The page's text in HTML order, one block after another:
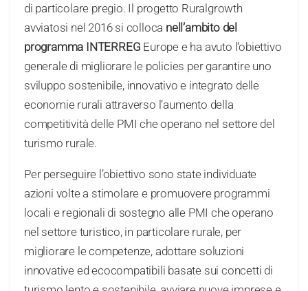
di particolare pregio. Il progetto Ruralgrowth
avviatosi nel 2016 si colloca nell’ambito del
programma INTERREG Europe e ha avuto l‘obiettivo
generale di migliorare le policies per garantire uno
sviluppo sostenibile, innovativo e integrato delle
economie rurali attraverso l’aumento della
competitività delle PMI che operano nel settore del
turismo rurale.
Per perseguire l’obiettivo sono state individuate
azioni volte a stimolare e promuovere programmi
locali e regionali di sostegno alle PMI che operano
nel settore turistico, in particolare rurale, per
migliorare le competenze, adottare soluzioni
innovative ed ecocompatibili basate sui concetti di